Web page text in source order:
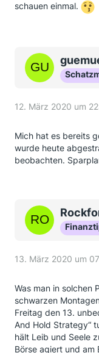
schauen einmal.
12. März 2020 um
Mich hat es bereits
wurde heute
beobachten.
13. März 2020 um
Was man in solchen
schwarzen
Freitag den 13.
And Hold Strategy“
hält Leib und Seele
Börse agiert und am